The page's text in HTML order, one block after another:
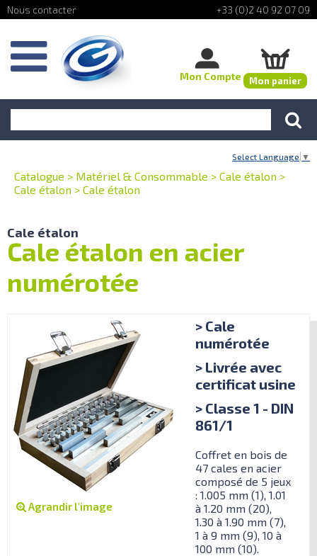
+33 (0)2 40 92 07 09
Mon Compte Mon panier
Select Language ▼
Catalogue > Matériel & Consommable > Cale étalon >
Cale étalon > Cale étalon
Cale étalon
Cale étalon en acier
numérotée
Agrandir l'image
> Cale
numérotée
> Livrée avec
certificat usine
> Classe 1 - DIN
861/1
Coffret en bois de
47 cales en acier
composé de 5 jeux
: 1.005 mm (1), 1.01
à 1.20 mm (20),
1.30 à 1.90 mm (7),
1 à 9 mm (9), 10 à
100 mm (10).